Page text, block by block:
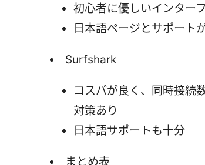
初心者に優しいインター
日本語ページとサポート
Surfshark
コスパが良く、同時接続
対策あり
日本語サポートも十分
まとめ表